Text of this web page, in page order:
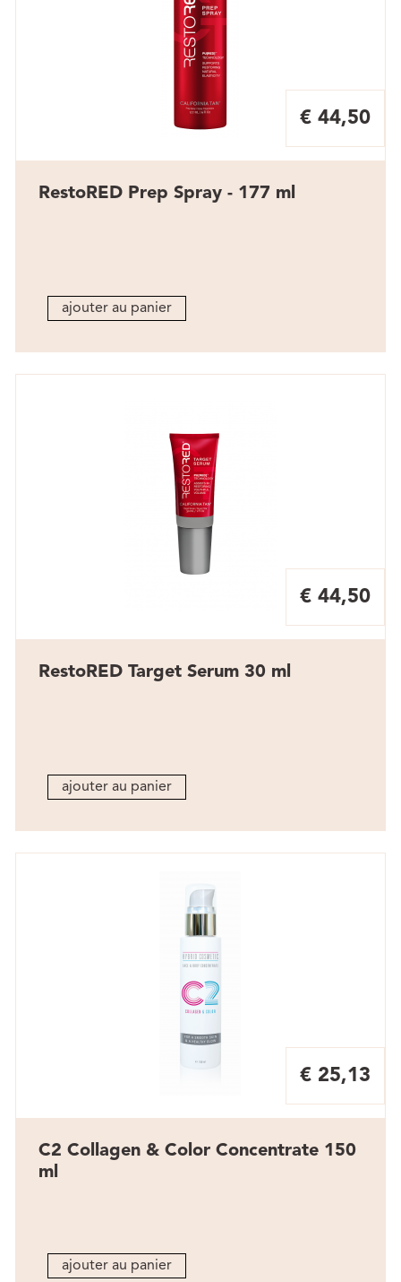
€ 44,50
RestoRED Prep Spray - 177 ml
ajouter au panier
€ 44,50
RestoRED Target Serum 30 ml
ajouter au panier
€ 25,13
C2 Collagen & Color Concentrate 150
ml
ajouter au panier